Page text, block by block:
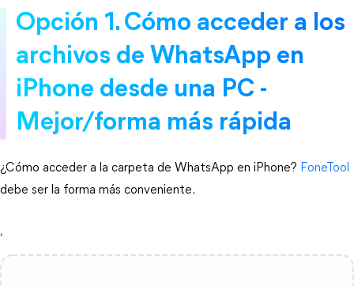
Opción 1. Cómo acceder a los
archivos de WhatsApp en
iPhone desde una PC -
Mejor/forma más rápida
¿Cómo acceder a la carpeta de WhatsApp en iPhone? FoneTool
debe ser la forma más conveniente.
,